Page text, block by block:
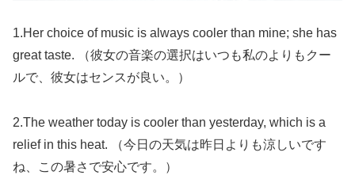
1.Her choice of music is always cooler than mine; she has
great taste. （彼女の音楽の選択はいつも私のよりもクー
ルで、彼女はセンスが良い。）
2.The weather today is cooler than yesterday, which is a
relief in this heat. （今日の天気は昨日よりも涼しいです
ね、この暑さで安心です。）